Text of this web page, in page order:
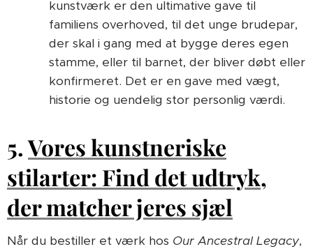
kunstværk er den ultimative gave til
familiens overhoved, til det unge brudepar,
der skal i gang med at bygge deres egen
stamme, eller til barnet, der bliver døbt eller
konfirmeret. Det er en gave med vægt,
historie og uendelig stor personlig værdi.
5.Vores kunstneriske
stilarter: Find det udtryk,
der matcher jeres sjæl
Når du bestiller et værk hos Our Ancestral Legacy,